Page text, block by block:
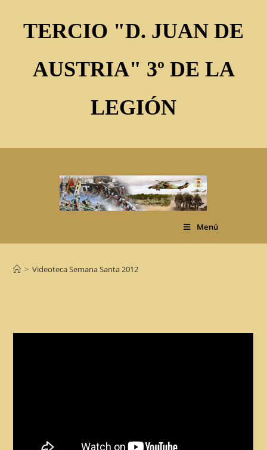
contenidoTERCIO "D. JUAN DE
AUSTRIA" 3º DE LA
LEGIÓN
Menú
> Videoteca Semana Santa 2012